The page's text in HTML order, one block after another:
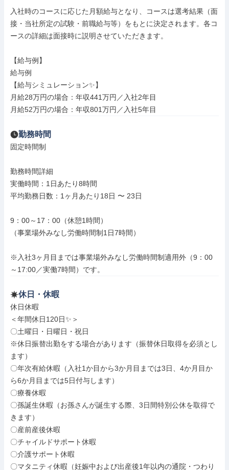
入社時のコースに応じた月額給与となり、コースは選考結果（面
接・当社所定の試験・前職給与等）をもとに決定されます。各コ
ースの詳細は面接時に説明させていただきます。
【給与例】
給与例
【給与シミュレーション✨】
月給28万円の場合：年収441万円／入社2年目
月給52万円の場合：年収801万円／入社5年目
勤務時間
固定時間制
勤務時間詳細
実働時間：1日あたり8時間
平均勤務日数：1ヶ月あたり18日 〜 23日
9：00～17：00（休憩1時間）
（事業場外みなし労働時間制1日7時間）
※入社3ヶ月目までは事業場外みなし労働時間制適用外（9：00
～17:00／実働7時間）です。
休日・休暇
休日休暇
＜年間休日120日✨＞
〇土曜日・日曜日・祝日
※休日振替出勤をする場合があります（振替休日取得を必須とし
ます）
〇年次有給休暇（入社1か目から3か月目までは3日、4か月目か
ら6か月目までは5日付与します）
〇療養休暇
〇孫誕生休暇（お孫さんが誕生する際、3日間特別公休を取得で
きます）
〇産前産後休暇
〇チャイルドサポート休暇
〇介護サポート休暇
〇マタニティ休暇（妊娠中および出産後1年以内の通院・つわり